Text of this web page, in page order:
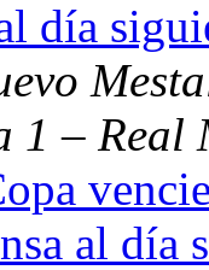
día
1 –
al día